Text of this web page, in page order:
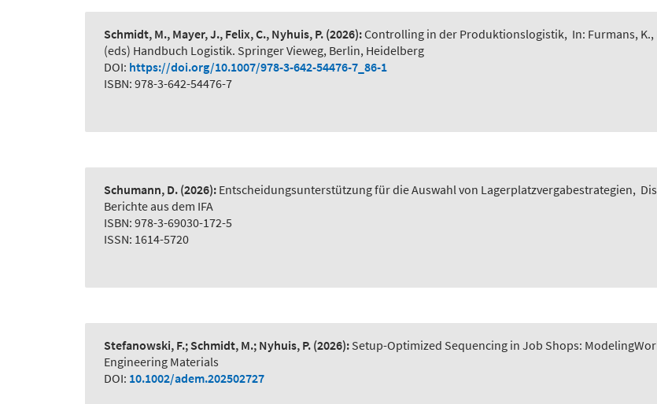
Schmidt, M., Mayer, J., Felix, C., Nyhuis, P. (2026):Controlling in der Produktionslogistik, In: Furmans,
(eds) Handbuch Logistik. Springer Vieweg, Berlin, Heidelberg
DOI: https://doi.org/10.1007/978-3-642-54476-7_86-1
ISBN: 978-3-642-54476-7
Schumann, D. (2026): Entscheidungsunterstützung für die Auswahl von Lagerplatzvergabestrategien,
Berichte aus dem IFA
ISBN: 978-3-69030-172-5
ISSN: 1614-5720
Stefanowski, F.; Schmidt, M.; Nyhuis, P. (2026): Setup-Optimized Sequencing in Job Shops:
Engineering Materials
DOI: 10.1002/adem.202502727